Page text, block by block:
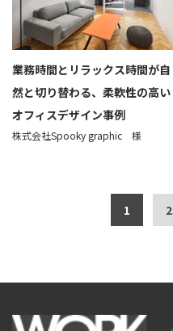
業務時間とリラックス時間が自
然と切り替わる、柔軟性の高い
オフィスデザイン事例
株式会社Spooky graphic 様
1 2